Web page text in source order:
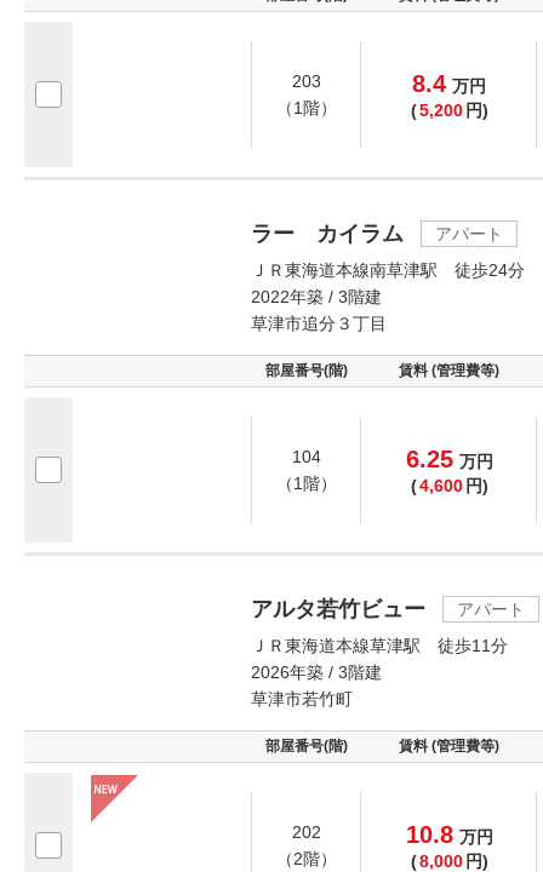
203
（1階）
8.4 万円
(5,200 円)
ラー カイラム
アパート
ＪＲ東海道本線南草津駅 徒歩24分
2022年築 / 3階建
草津市追分３丁目
部屋番号(階) 賃料 (管理費等)
104
（1階）
6.25 万円
(4,600 円)
アルタ若竹ビュー
アパート
ＪＲ東海道本線草津駅 徒歩11分
2026年築 / 3階建
草津市若竹町
部屋番号(階) 賃料 (管理費等)
202
（2階）
10.8 万円
(8,000 円)